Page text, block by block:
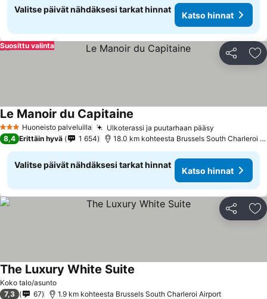
Valitse päivät nähdäksesi tarkat hinnat
Katso hinnat
Jaa
Suosittu valinta
3 Tähtiluokitus
Huoneisto palveluilla Ulkoterassi ja puutarhaan pääsy
Le Manoir du Capitaine
8,4 Erittäin hyvä 1 654 18.0 km kohteesta Brussels South Charleroi Airport
Valitse päivät nähdäksesi tarkat hinnat
Katso hinnat
Jaa
Koko talo/asunto
The Luxury White Suite
7,3 67 1.9 km kohteesta Brussels South Charleroi Airport